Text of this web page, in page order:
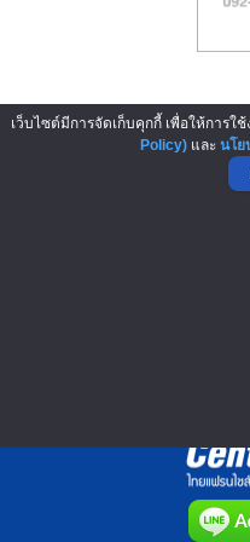
การโพสต์ข้อความซื้อ-ขา
เว็บไซต์มีการจัดเก็บคุกกี้ เพื่อให้การใ
Policy)และ นโย